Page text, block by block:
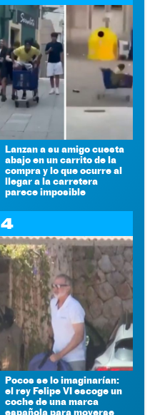
Lanzan a su amigo cuesta
abajo en un carrito de la
compra y lo que ocurre al
llegar a la carretera
parece imposible
4
Pocos se lo imaginarían:
el rey Felipe VI escoge un
coche de una marca
española para moverse